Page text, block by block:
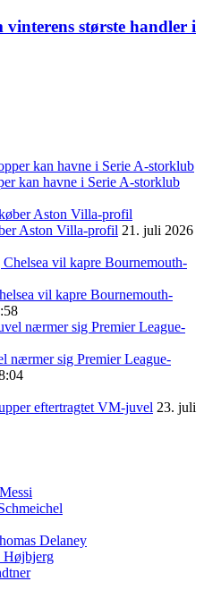
største handler i
kan havne i Serie A-storklub
Aston Villa-profil 21. juli 2026
vil kapre Bournemouth-
nærmer sig Premier League-
eftertragtet VM-juvel 23. juli
Delaney
Højbjerg